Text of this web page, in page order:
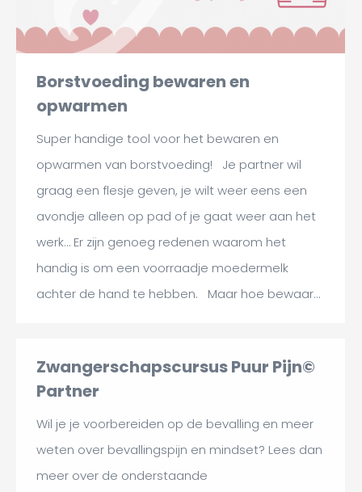
Borstvoeding bewaren en
opwarmen
Super handige tool voor het bewaren en
opwarmen van borstvoeding! Je partner wil
graag een flesje geven, je wilt weer eens een
avondje alleen op pad of je gaat weer aan het
werk… Er zijn genoeg redenen waarom het
handig is om een voorraadje moedermelk
achter de hand te hebben. Maar hoe bewaar…
Zwangerschapscursus Puur Pijn©
Partner
Wil je je voorbereiden op de bevalling en meer
weten over bevallingspijn en mindset? Lees dan
meer over de onderstaande